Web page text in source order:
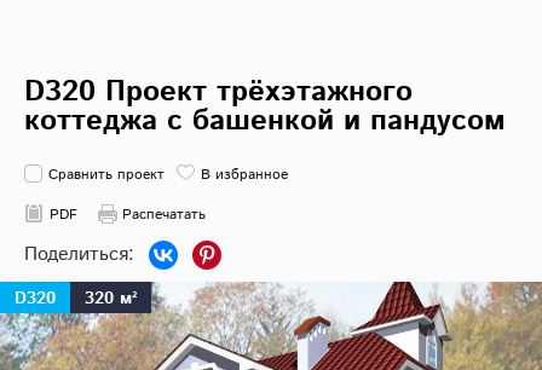
D320 Проект трёхэтажного
коттеджа с башенкой и пандусом
Сравнить проект
В избранное
PDF
Распечатать
D320 320 м²